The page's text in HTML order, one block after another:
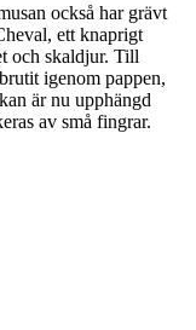
också har grävt
ett knaprigt
och skaldjur. Till
igenom pappen,
är nu upphängd
av små fingrar.